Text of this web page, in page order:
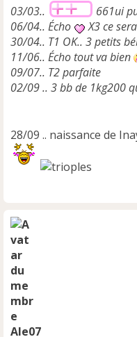
03/03..
661ui
06/04.. Écho
X3 ce
30/04.. T1 OK.. 3 petits
11/06.. Écho tout va bien
09/07.. T2 parfaite
02/09 .. 3 bb de 1kg200
28/09 .. naissance de
Ale07